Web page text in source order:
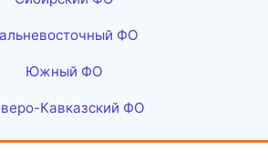
ФО
Южный ФО
Кавказский ФО